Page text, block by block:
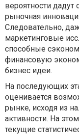
вероятности дадут
рыночная
Следовательно,
маркетинговые
способные
финансовую
бизнес идеи.
На последующих
оценивается
рынке, исходя из
активности. На
текущие